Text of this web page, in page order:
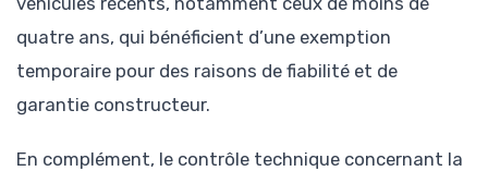
quatre ans, qui bénéficient d’une exemption
temporaire pour des raisons de fiabilité et de
garantie constructeur.
En complément, le contrôle technique concernant la